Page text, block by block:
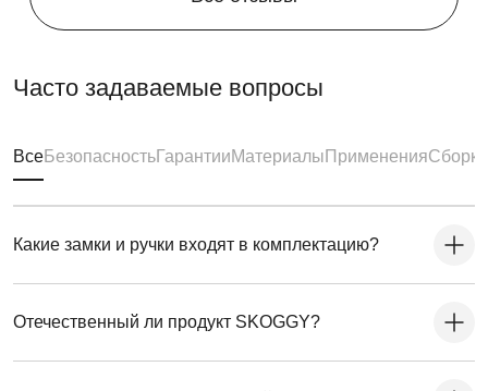
Часто задаваемые вопросы
ВсеБезопасностьГарантииМатериалы ПримененияСборка
Какие замки и ручки входят в комплектацию?
Отечественный ли продукт SKOGGY?